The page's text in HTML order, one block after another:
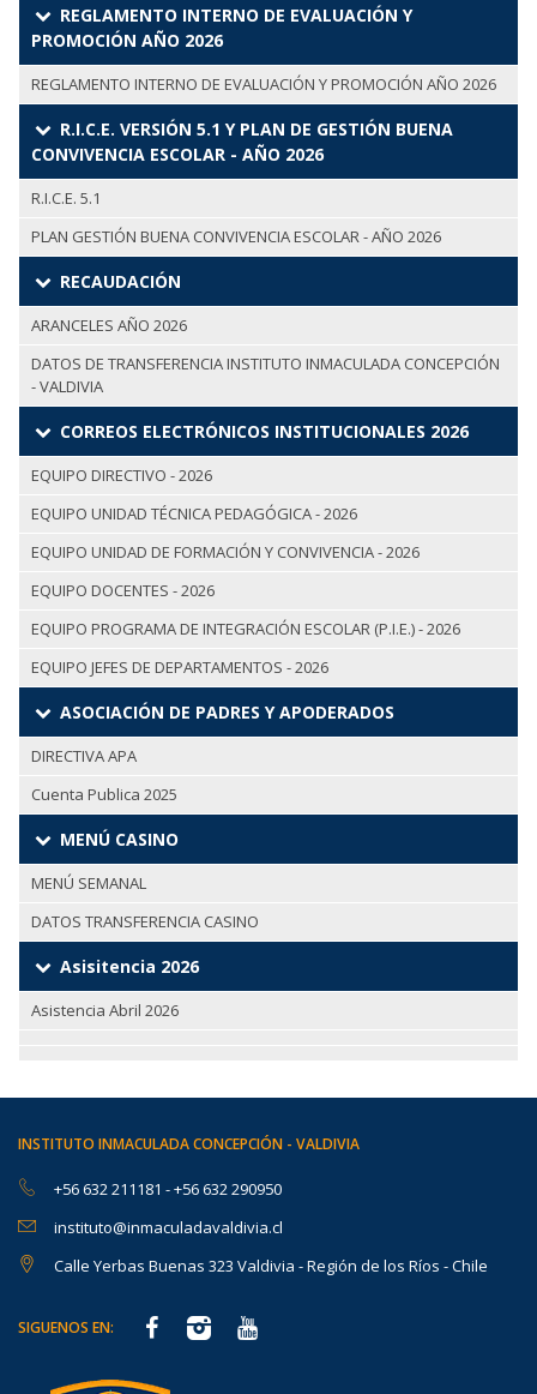
REGLAMENTO INTERNO DE EVALUACIÓN Y
PROMOCIÓN AÑO 2026
REGLAMENTO INTERNO DE EVALUACIÓN Y PROMOCIÓN AÑO 2026
R.I.C.E. VERSIÓN 5.1 Y PLAN DE GESTIÓN BUENA
CONVIVENCIA ESCOLAR - AÑO 2026
R.I.C.E. 5.1
PLAN GESTIÓN BUENA CONVIVENCIA ESCOLAR - AÑO 2026
RECAUDACIÓN
ARANCELES AÑO 2026
DATOS DE TRANSFERENCIA INSTITUTO INMACULADA CONCEPCIÓN
- VALDIVIA
CORREOS ELECTRÓNICOS INSTITUCIONALES 2026
EQUIPO DIRECTIVO - 2026
EQUIPO UNIDAD TÉCNICA PEDAGÓGICA - 2026
EQUIPO UNIDAD DE FORMACIÓN Y CONVIVENCIA - 2026
EQUIPO DOCENTES - 2026
EQUIPO PROGRAMA DE INTEGRACIÓN ESCOLAR (P.I.E.) - 2026
EQUIPO JEFES DE DEPARTAMENTOS - 2026
ASOCIACIÓN DE PADRES Y APODERADOS
DIRECTIVA APA
Cuenta Publica 2025
MENÚ CASINO
MENÚ SEMANAL
DATOS TRANSFERENCIA CASINO
Asisitencia 2026
Asistencia Abril 2026
INSTITUTO INMACULADA CONCEPCIÓN - VALDIVIA
+56 632 211181 -+56 632 290950
instituto@inmaculadavaldivia.cl
Calle Yerbas Buenas 323 Valdivia - Región de los Ríos - Chile
SIGUENOS EN: